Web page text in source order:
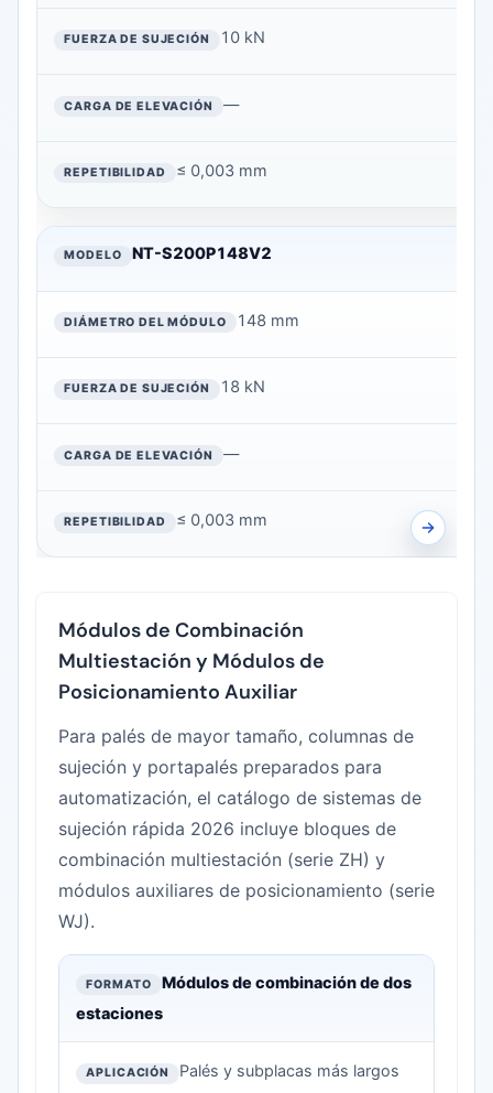
10 kN
—
≤ 0,003 mm
NT-S200P148V2
148 mm
18 kN
—
≤ 0,003 mm
Módulos de Combinación
Multiestación y Módulos de
Posicionamiento Auxiliar
Para palés de mayor tamaño, columnas de
sujeción y portapalés preparados para
automatización, el catálogo de sistemas de
sujeción rápida 2026 incluye bloques de
combinación multiestación (serie ZH) y
módulos auxiliares de posicionamiento (serie
WJ).
Módulos de Combinación Multiestación y Módulos de
FORMATO
CÓDIGOS DEL CATÁLOGO
Módulos de combinación de dos
estaciones
Palés y subplacas más largos